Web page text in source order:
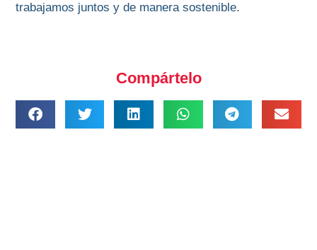
trabajamos juntos y de manera sostenible.
Compártelo